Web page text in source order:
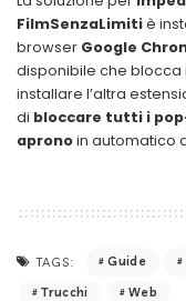
FilmSenzaLimitiè
browser Google
disponibile che blocca
installare l’altra
di bloccare tutti i
apronoin automatico
TAGS: Guide
Trucchi
Web